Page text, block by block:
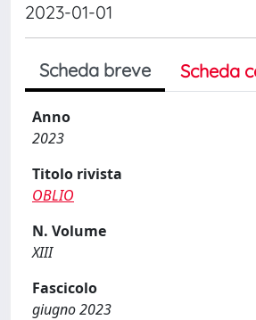
2023-01-01
Scheda breve Scheda
Anno
2023
Titolo rivista
OBLIO
N. Volume
XIII
Fascicolo
giugno 2023